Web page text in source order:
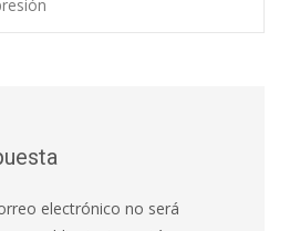
electrónico no será